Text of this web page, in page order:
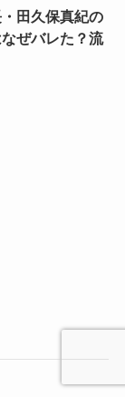
田久保真紀の
ぜバレた？流